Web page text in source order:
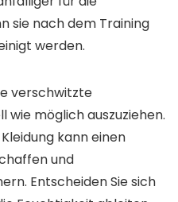
sie nach dem Training
werden.
verschwitzte
wie möglich auszuziehen.
kann einen
und
Entscheiden Sie sich